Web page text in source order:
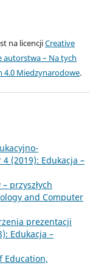
na licencjiCreative
autorstwa – Na tych
4.0 Miedzynarodowe.
(2019): Edukacja –
przyszłych
and Computer
prezentacji
Edukacja –
Education,